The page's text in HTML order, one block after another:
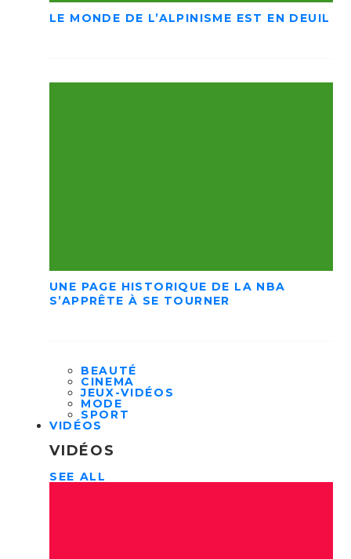
LE MONDE DE L’ALPINISME EST EN DEUIL
UNE PAGE HISTORIQUE DE LA NBA
S’APPRÊTE À SE TOURNER
BEAUTÉ
CINEMA
JEUX-VIDÉOS
MODE
SPORT
VIDÉOS
VIDÉOS
SEE ALL